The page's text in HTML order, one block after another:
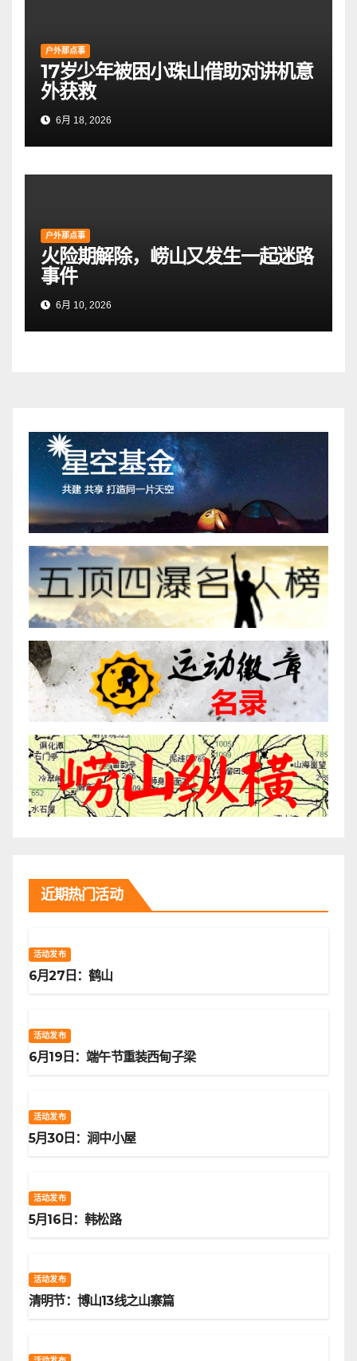
户外那点事
17岁少年被困小珠山借助对讲机意
外获救
6月 18, 2026
户外那点事
火险期解除，崂山又发生一起迷路
事件
6月 10, 2026
近期热门活动
活动发布
6月27日：鹤山
活动发布
6月19日：端午节重装西甸子梁
活动发布
5月30日：涧中小屋
活动发布
5月16日：韩松路
活动发布
清明节：博山13线之山寨篇